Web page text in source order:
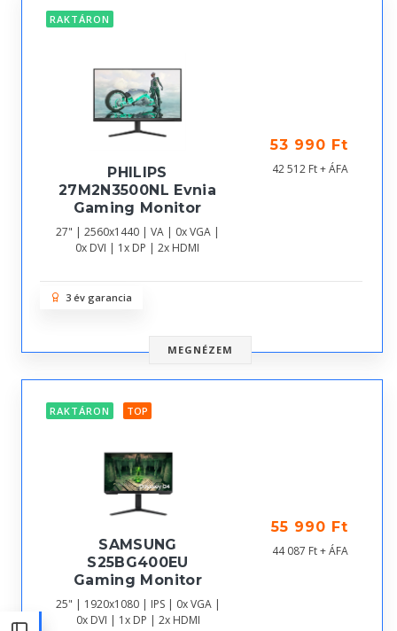
RAKTÁRON
PHILIPS
27M2N3500NL Evnia
Gaming Monitor
27" | 2560x1440 | VA | 0x VGA |
0x DVI | 1x DP | 2x HDMI
53 990 Ft
42 512 Ft + ÁFA
3 év garancia
MEGNÉZEM
RAKTÁRON TOP
SAMSUNG
S25BG400EU
Gaming Monitor
25" | 1920x1080 | IPS | 0x VGA |
0x DVI | 1x DP | 2x HDMI
55 990 Ft
44 087 Ft + ÁFA